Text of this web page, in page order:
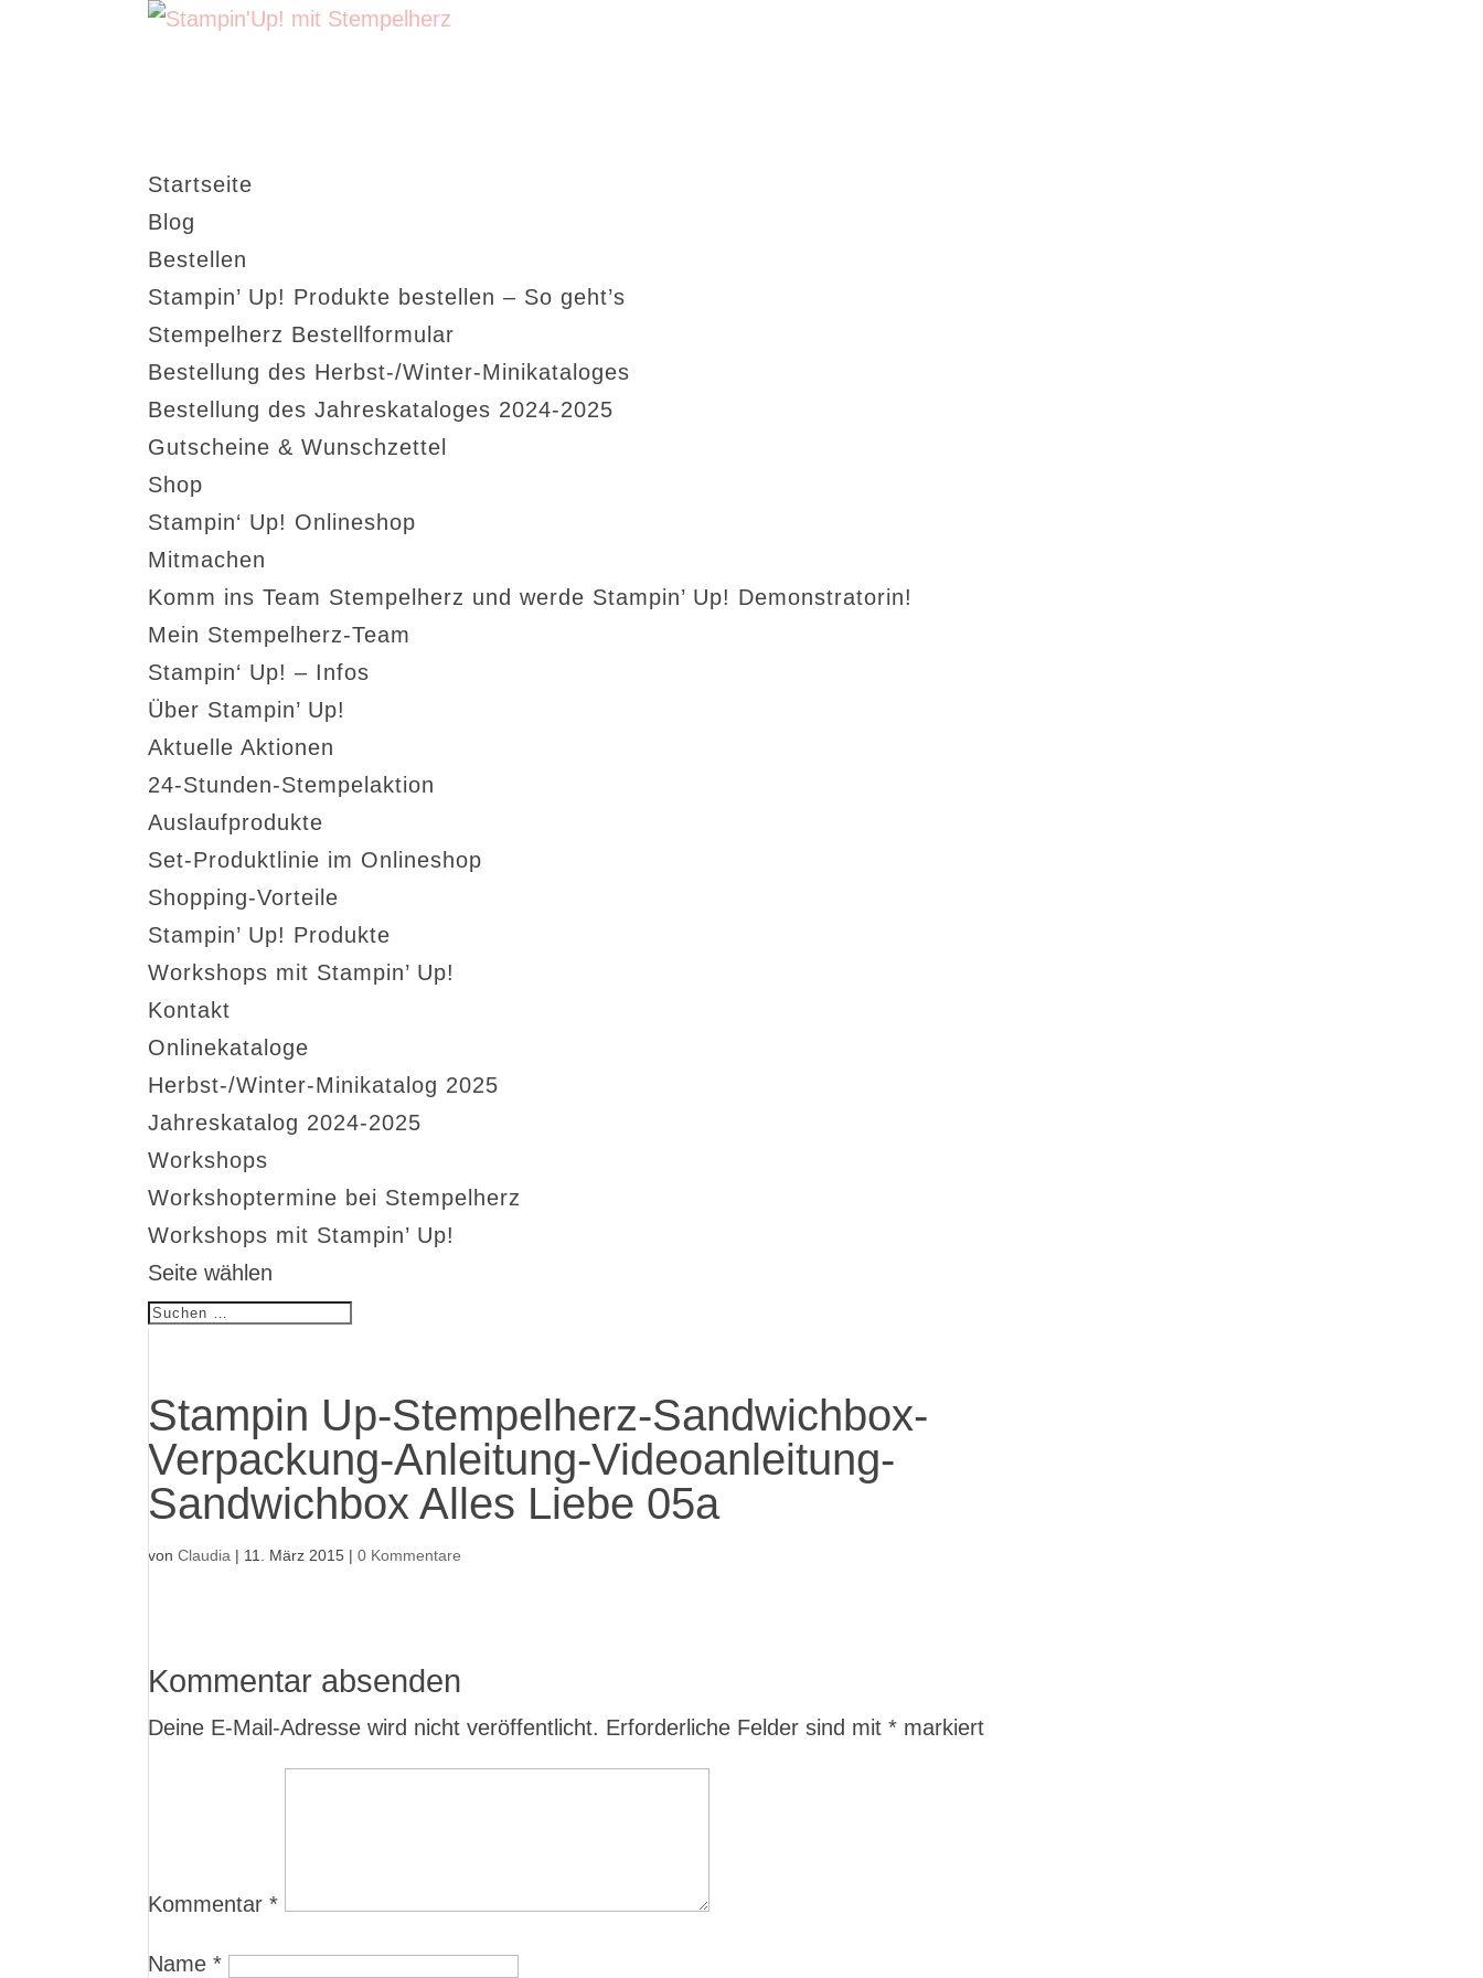
Startseite
Blog
Bestellen
Stampin’ Up! Produkte bestellen – So geht’s
Stempelherz Bestellformular
Bestellung des Herbst-/Winter-Minikataloges
Bestellung des Jahreskataloges 2024-2025
Gutscheine & Wunschzettel
Shop
Stampin‘ Up! Onlineshop
Mitmachen
Komm ins Team Stempelherz und werde Stampin’ Up! Demonstratorin!
Mein Stempelherz-Team
Stampin‘ Up! – Infos
Über Stampin’ Up!
Aktuelle Aktionen
24-Stunden-Stempelaktion
Auslaufprodukte
Set-Produktlinie im Onlineshop
Shopping-Vorteile
Stampin’ Up! Produkte
Workshops mit Stampin’ Up!
Kontakt
Onlinekataloge
Herbst-/Winter-Minikatalog 2025
Jahreskatalog 2024-2025
Workshops
Workshoptermine bei Stempelherz
Workshops mit Stampin’ Up!
Seite wählen
Stampin Up-Stempelherz-Sandwichbox-
Verpackung-Anleitung-Videoanleitung-
Sandwichbox Alles Liebe 05a
vonClaudia | 11. März 2015 |0 Kommentare
Kommentar absenden
Deine E-Mail-Adresse wird nicht veröffentlicht. Erforderliche Felder sind mit* markiert
Kommentar*
Name*